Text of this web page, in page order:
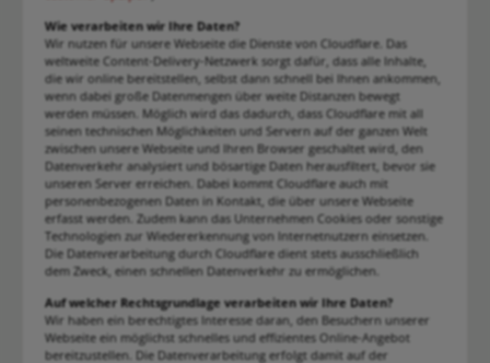
Wie verarbeiten wir Ihre Daten?
Wir nutzen für unsere Webseite die Dienste von Cloudflare. Das
weltweite Content-Delivery-Netzwerk sorgt dafür, dass alle Inhalte,
die wir online bereitstellen, selbst dann schnell bei Ihnen ankommen,
wenn dabei große Datenmengen über weite Distanzen bewegt
werden müssen. Möglich wird das dadurch, dass Cloudflare mit all
seinen technischen Möglichkeiten und Servern auf der ganzen Welt
zwischen unsere Webseite und Ihren Browser geschaltet wird, den
Datenverkehr analysiert und bösartige Daten herausfiltert, bevor sie
unseren Server erreichen. Dabei kommt Cloudflare auch mit
personenbezogenen Daten in Kontakt, die über unsere Webseite
erfasst werden. Zudem kann das Unternehmen Cookies oder sonstige
Technologien zur Wiedererkennung von Internetnutzern einsetzen.
Die Datenverarbeitung durch Cloudflare dient stets ausschließlich
dem Zweck, einen schnellen Datenverkehr zu ermöglichen.
Auf welcher Rechtsgrundlage verarbeiten wir Ihre Daten?
Wir haben ein berechtigtes Interesse daran, den Besuchern unserer
Webseite ein möglichst schnelles und effizientes Online-Angebot
bereitzustellen. Die Datenverarbeitung erfolgt damit auf der